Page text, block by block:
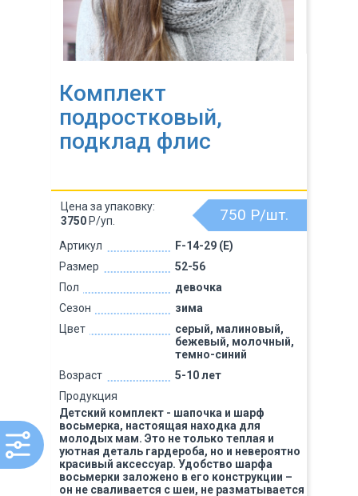
Комплект
подростковый,
подклад флис
Артикул
F-14-29 (Е)
Размер
52-56
Пол
девочка
Сезон
зима
Цвет
серый, малиновый,
бежевый, молочный,
темно-синий
Возраст
5-10 лет
Продукция
Детский комплект - шапочка и шарф
восьмерка, настоящая находка для
молодых мам. Это не только теплая и
уютная деталь гардероба, но и невероятно
красивый аксессуар. Удобство шарфа
восьмерки заложено в его конструкции –
он не сваливается с шеи, не разматывается
750 Р/шт.
Цена за упаковку:
3750 Р/уп.